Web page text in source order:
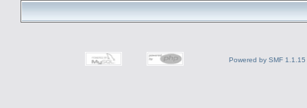
Powered by SMF 1.1.15